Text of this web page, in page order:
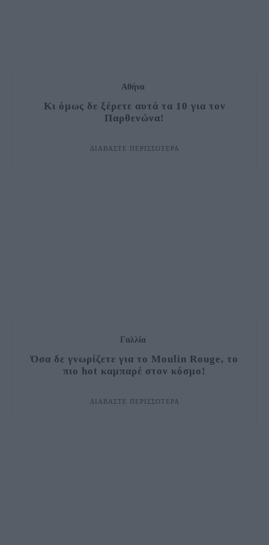
Αθήνα
Κι όμως δε ξέρετε αυτά τα 10 για τον
Παρθενώνα!
ΔΙΑΒΆΣΤΕ ΠΕΡΙΣΣΌΤΕΡΑ
Γαλλία
Όσα δε γνωρίζετε για το Moulin Rouge, το
πιο hot καμπαρέ στον κόσμο!
ΔΙΑΒΆΣΤΕ ΠΕΡΙΣΣΌΤΕΡΑ